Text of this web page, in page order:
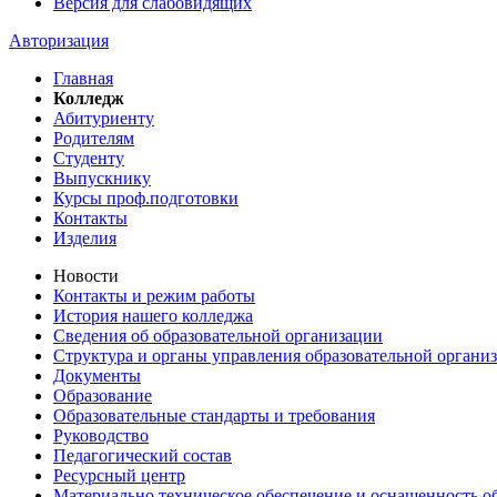
Авторизация
Главная
Колледж
Абитуриенту
Родителям
Студенту
Выпускнику
Курсы проф.подготовки
Контакты
Изделия
Новости
Контакты и режим работы
История нашего колледжа
Сведения об образовательной организации
Структура и органы управления образовательной
Документы
Образование
Образовательные стандарты и требования
Руководство
Педагогический состав
Ресурсный центр